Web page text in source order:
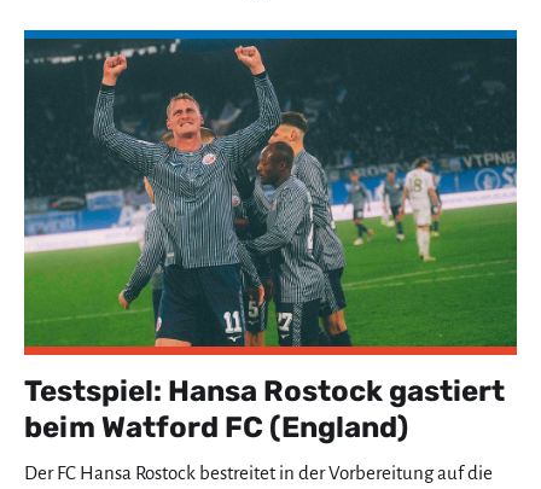
Testspiel: Hansa Rostock gastiert
beim Watford FC (England)
Der FC Hansa Rostock bestreitet in der Vorbereitung auf die